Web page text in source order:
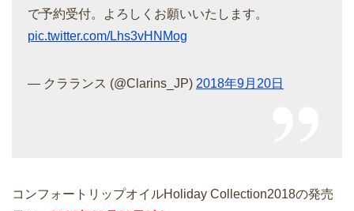
で予約受付。よろしくお願いいたします。
pic.twitter.com/Lhs3vHNMog
— クラランス (@Clarins_JP) 2018年9月20日
コンフォートリップオイルHoliday Collection2018の発売